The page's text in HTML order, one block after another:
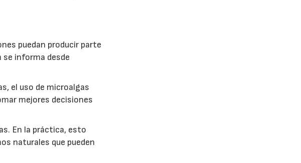
puedan producir parte
se informa desde
el uso de microalgas
mejores decisiones
En la práctica, esto
naturales que pueden